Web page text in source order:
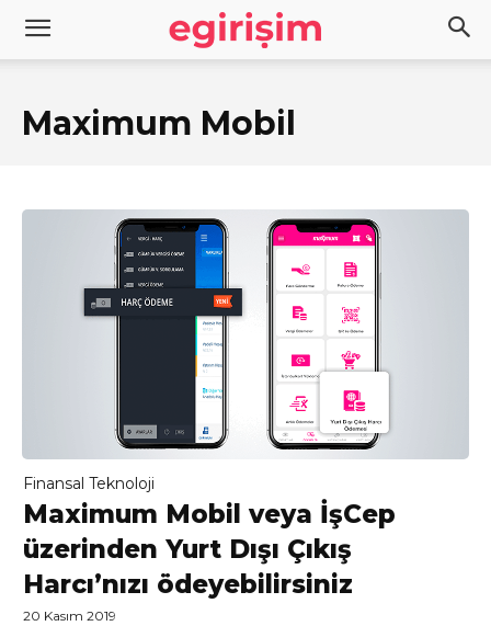
Maximum Mobil
Finansal Teknoloji
Maximum Mobil veya İşCep
üzerinden Yurt Dışı Çıkış
Harcı’nızı ödeyebilirsiniz
20 Kasım 2019